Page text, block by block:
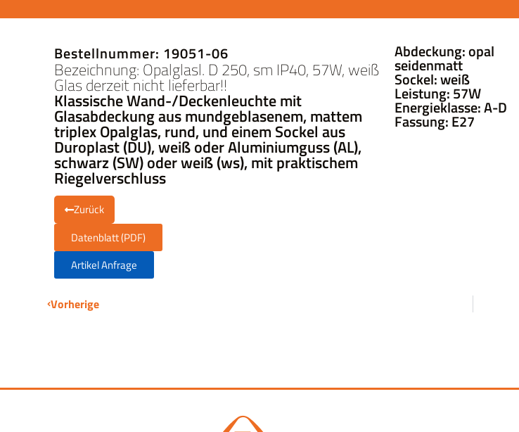
Bestellnummer: 19051-06
Bezeichnung: Opalglasl. D 250, sm IP40, 57W, weiß
Glas derzeit nicht lieferbar!!
Klassische Wand-/Deckenleuchte mit
Glasabdeckung aus mundgeblasenem, mattem
triplex Opalglas, rund, und einem Sockel aus
Duroplast (DU), weiß oder Aluminiumguss (AL),
schwarz (SW) oder weiß (ws), mit praktischem
Riegelverschluss
Zurück
Datenblatt (PDF)
Artikel Anfrage
Abdeckung: opal
seidenmatt
Sockel: weiß
Leistung: 57W
Energieklasse: A-D
Fassung: E27
Vorherige